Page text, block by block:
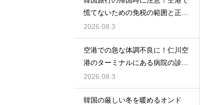
慌てないための免税の範囲と正し
い計算
2026.08.3
空港での急な体調不良に！仁川空
港のターミナルにある病院の診療
時間
2026.08.3
韓国の厳しい冬を暖めるオンド